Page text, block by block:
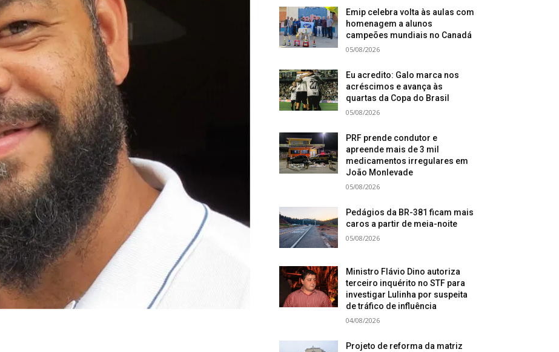
Emip celebra volta às aulas com
homenagem a alunos
campeões mundiais no Canadá
05/08/2026
Eu acredito: Galo marca nos
acréscimos e avança às
quartas da Copa do Brasil
05/08/2026
PRF prende condutor e
apreende mais de 3 mil
medicamentos irregulares em
João Monlevade
05/08/2026
Pedágios da BR-381 ficam mais
caros a partir de meia-noite
05/08/2026
Ministro Flávio Dino autoriza
terceiro inquérito no STF para
investigar Lulinha por suspeita
de tráfico de influência
04/08/2026
Projeto de reforma da matriz